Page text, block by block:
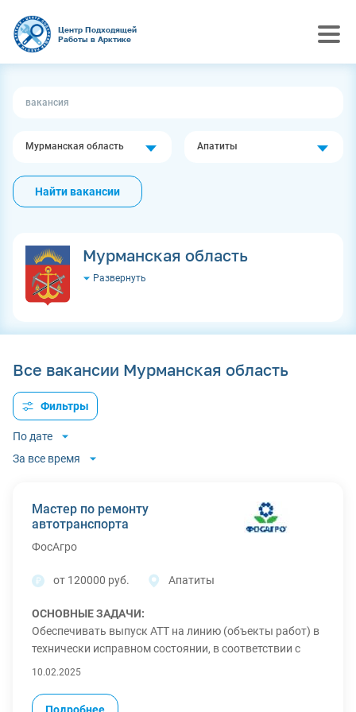
Центр Подходящей
Работы в Арктике
Мурманская область Апатиты
Найти вакансии
Мурманская область
Развернуть
Все вакансии Мурманская область
Фильтры
По дате
За все время
Мастер по ремонту
автотранспорта
ФосАгро
от 120000 руб. Апатиты
ОСНОВНЫЕ ЗАДАЧИ:
Обеспечивать выпуск АТТ на линию (объекты работ) в
технически исправном состоянии, в соответствии с
требованиями к техническому состоянию
правилами технической эксплуатации и безопасности
Подробнее
10.02.2025